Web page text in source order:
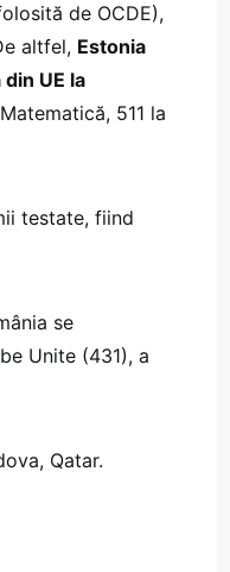
de OCDE),
altfel, Estonia
UE la
511 la
testate, fiind
se
Unite (431), a
Qatar.